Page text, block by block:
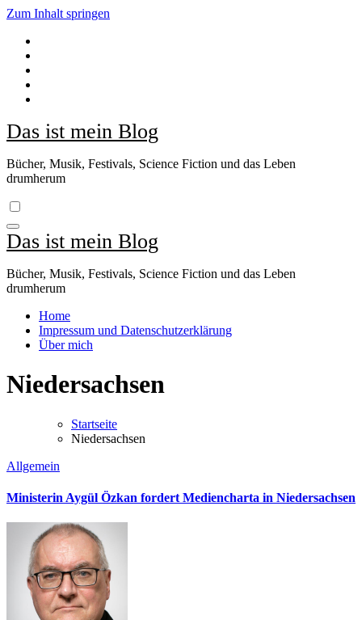
Zum Inhalt springen
Das ist mein Blog
Bücher, Musik, Festivals, Science Fiction und das Leben
drumherum
Das ist mein Blog
Bücher, Musik, Festivals, Science Fiction und das Leben
drumherum
Home
Impressum und Datenschutzerklärung
Über mich
Niedersachsen
Startseite
Niedersachsen
Allgemein
Ministerin Aygül Özkan fordert Mediencharta in Niedersachsen